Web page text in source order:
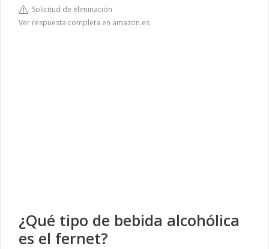
Solicitud de eliminación
Ver respuesta completa en amazon.es
¿Qué tipo de bebida alcohólica
es el fernet?